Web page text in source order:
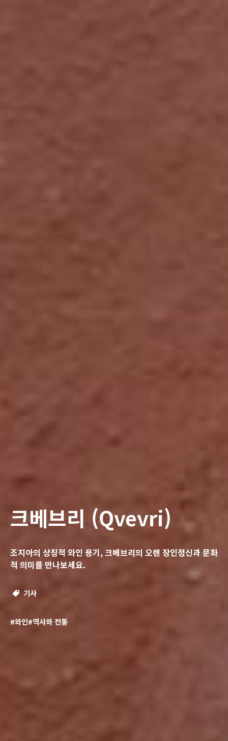
크베브리 (Qvevri)
조지아의 상징적 와인 용기, 크베브리의 오랜 장인정신과 문화
적 의미를 만나보세요.
기사
#와인#역사와 전통